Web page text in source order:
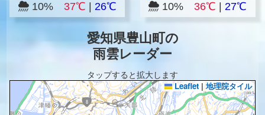
10% 37℃ 26℃ 10%36℃ 27℃
愛知県豊山町の
雨雲レーダー
タップすると拡大します
Leaflet | 地理院タイル